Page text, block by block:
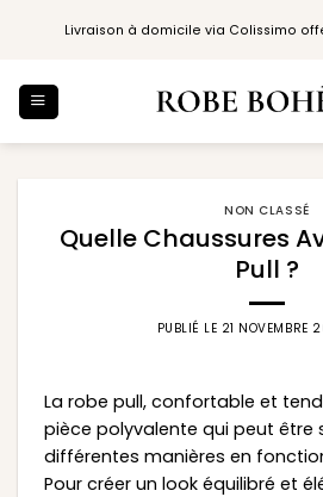
Livraison à domicile via Colissimo
NON CLASSÉ
Quelle Chaussures
Pull ?
PUBLIÉ LE 21 NOVEMBRE
La robe pull, confortable et
pièce polyvalente qui peut être
différentes manières en
Pour créer un look équilibré et